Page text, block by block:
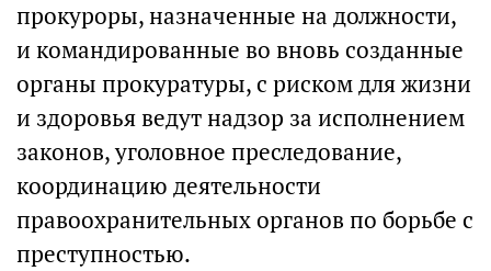
прокуроры, назначенные на должности,
и командированные во вновь созданные
органы прокуратуры, с риском для жизни
и здоровья ведут надзор за исполнением
законов, уголовное преследование,
координацию деятельности
правоохранительных органов по борьбе с
преступностью.